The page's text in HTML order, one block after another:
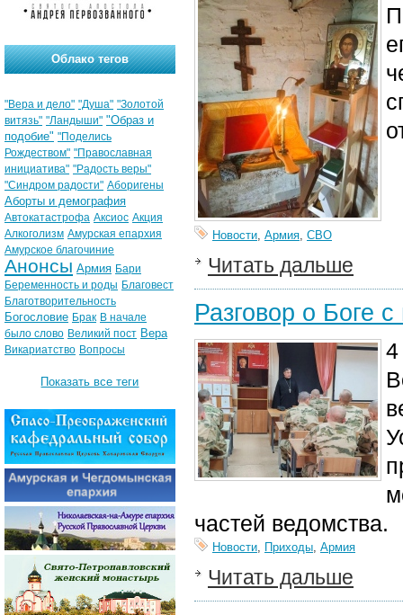
Новости, Армия, СВО
Читать дальше
Разговор о Боге
частей ведомства.
Новости, Приходы, Армия
Читать дальше
Облако тегов
"Вера и дело" "Душа" "Золотой
витязь" "Ландыши" "Образ и
подобие" "Поделись
Рождеством" "Православная
инициатива" "Радость веры"
"Синдром радости" Аборигены
Аборты и демография
Автокатастрофа Аксиос Акция
Алкоголизм Амурская епархия
Амурское благочиние
Анонсы Армия Бари
Беременность и роды Благовест
Благотворительность
Богословие Брак В начале
было слово Великий пост Вера
Викариатство Вопросы
Показать все теги